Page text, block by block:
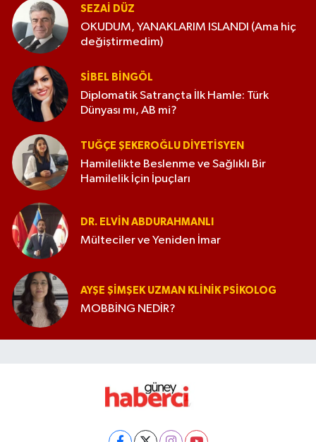
SEZAI DÜZ
OKUDUM, YANAKLARIM ISLANDI (Ama hiç
değiştirmedim)
SIBEL BINGÖL
Diplomatik Satrançta İlk Hamle: Türk
Dünyası mı, AB mi?
TUĞÇE ŞEKEROĞLU DIYETISYEN
Hamilelikte Beslenme ve Sağlıklı Bir
Hamilelik İçin İpuçları
DR. ELVIN ABDURAHMANLI
Mülteciler ve Yeniden İmar
AYŞE ŞIMŞEK UZMAN KLINIK PSIKOLOG
MOBBİNG NEDİR?